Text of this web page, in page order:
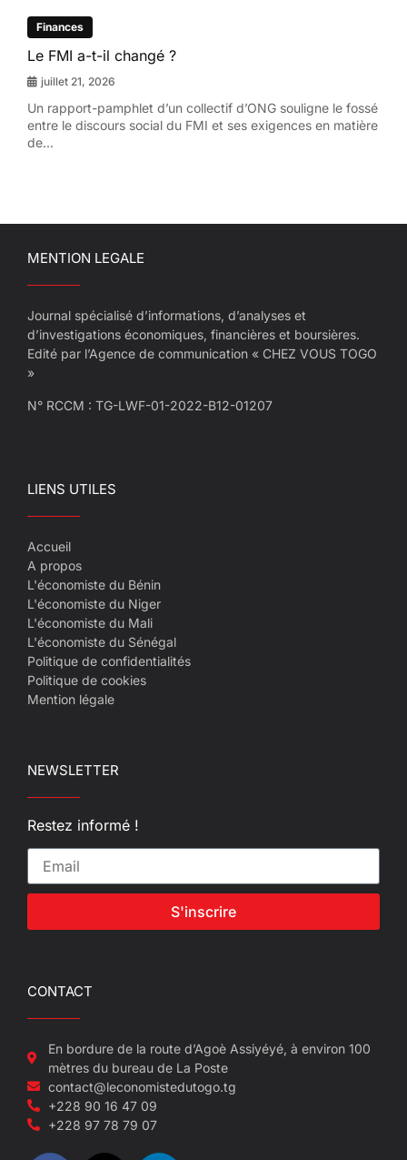
Finances
Le FMI a-t-il changé ?
juillet 21, 2026
Un rapport-pamphlet d’un collectif d’ONG souligne le fossé
entre le discours social du FMI et ses exigences en matière
de...
MENTION LEGALE
Journal spécialisé d’informations, d’analyses et
d’investigations économiques, financières et boursières.
Edité par l’Agence de communication « CHEZ VOUS TOGO
»
N° RCCM : TG-LWF-01-2022-B12-01207
LIENS UTILES
Accueil
A propos
L'économiste du Bénin
L'économiste du Niger
L'économiste du Mali
L'économiste du Sénégal
Politique de confidentialités
Politique de cookies
Mention légale
NEWSLETTER
Restez informé !
S'inscrire
CONTACT
En bordure de la route d’Agoè Assiyéyé, à environ 100
mètres du bureau de La Poste
contact@leconomistedutogo.tg
+228 90 16 47 09
+228 97 78 79 07